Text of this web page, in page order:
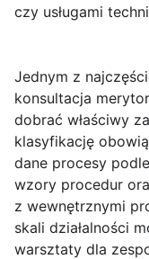
czy usługami
Jednym z
konsultacja
dobrać właściwy
klasyfikację
dane procesy
wzory procedur
z wewnętrznymi
skali działalności
warsztaty dla